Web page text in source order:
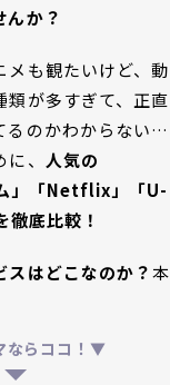
んか？
メも観たいけど、動
類が多すぎて、正直
るのかわからない…
、 人気の
」「Netflix」「U-
底比較！
スはどこなのか？本
ならココ！▼